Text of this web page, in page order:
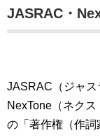
JASRAC・
JASRAC（ジャス
NexTone（ネク
の「著作権（作詞